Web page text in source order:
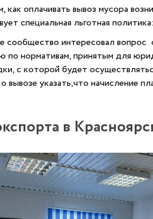
оплачивать вывоз мусора
специальная льготная
сообщество интересовал вопрос
по нормативам, принятым для
с которой будет
о вывозе указать,что начисление
в